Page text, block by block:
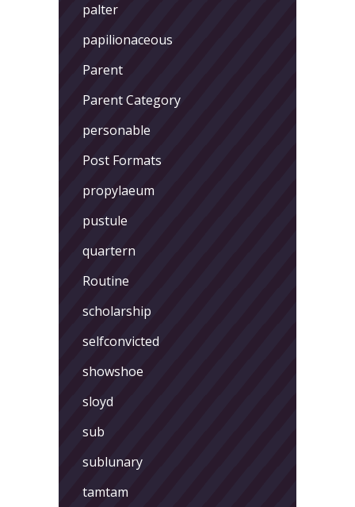
palter
papilionaceous
Parent
Parent Category
personable
Post Formats
propylaeum
pustule
quartern
Routine
scholarship
selfconvicted
showshoe
sloyd
sub
sublunary
tamtam